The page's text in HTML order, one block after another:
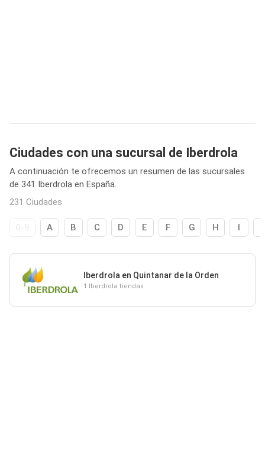
Ciudades con una sucursal de Iberdrola
A continuación te ofrecemos un resumen de las sucursales
de 341 Iberdrola en España.
231 Ciudades
A B C D E F G H I
Iberdrola en Quintanar de la Orden
1 Iberdrola tiendas